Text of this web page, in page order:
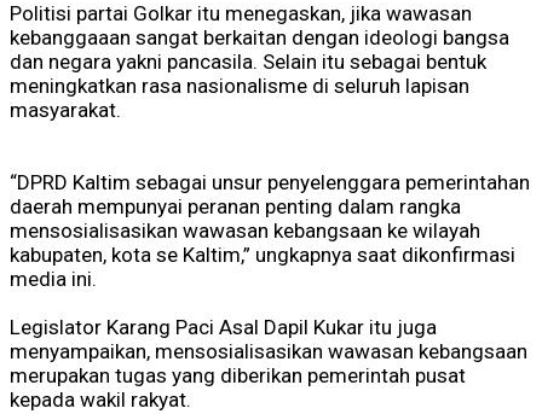
Politisi partai Golkar itu menegaskan, jika wawasan
kebanggaaan sangat berkaitan dengan ideologi bangsa
dan negara yakni pancasila. Selain itu sebagai bentuk
meningkatkan rasa nasionalisme di seluruh lapisan
masyarakat.
“DPRD Kaltim sebagai unsur penyelenggara pemerintahan
daerah mempunyai peranan penting dalam rangka
mensosialisasikan wawasan kebangsaan ke wilayah
kabupaten, kota se Kaltim,” ungkapnya saat dikonfirmasi
media ini.
Legislator Karang Paci Asal Dapil Kukar itu juga
menyampaikan, mensosialisasikan wawasan kebangsaan
merupakan tugas yang diberikan pemerintah pusat
kepada wakil rakyat.